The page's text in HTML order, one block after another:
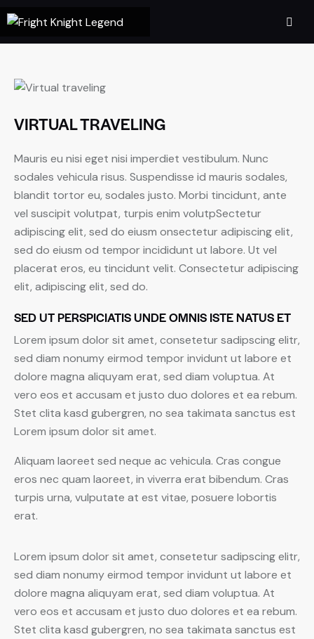
VIRTUAL TRAVELING
Mauris eu nisi eget nisi imperdiet vestibulum. Nunc
sodales vehicula risus. Suspendisse id mauris sodales,
blandit tortor eu, sodales justo. Morbi tincidunt, ante
vel suscipit volutpat, turpis enim volutpSectetur
adipiscing elit, sed do eiusm onsectetur adipiscing elit,
sed do eiusm od tempor incididunt ut labore. Ut vel
placerat eros, eu tincidunt velit. Consectetur adipiscing
elit, adipiscing elit, sed do.
SED UT PERSPICIATIS UNDE OMNIS ISTE NATUS ET
Lorem ipsum dolor sit amet, consetetur sadipscing elitr,
sed diam nonumy eirmod tempor invidunt ut labore et
dolore magna aliquyam erat, sed diam voluptua. At
vero eos et accusam et justo duo dolores et ea rebum.
Stet clita kasd gubergren, no sea takimata sanctus est
Lorem ipsum dolor sit amet.
Aliquam laoreet sed neque ac vehicula. Cras congue
eros nec quam laoreet, in viverra erat bibendum. Cras
turpis urna, vulputate at est vitae, posuere lobortis
erat.
Lorem ipsum dolor sit amet, consetetur sadipscing elitr,
sed diam nonumy eirmod tempor invidunt ut labore et
dolore magna aliquyam erat, sed diam voluptua. At
vero eos et accusam et justo duo dolores et ea rebum.
Stet clita kasd gubergren, no sea takimata sanctus est